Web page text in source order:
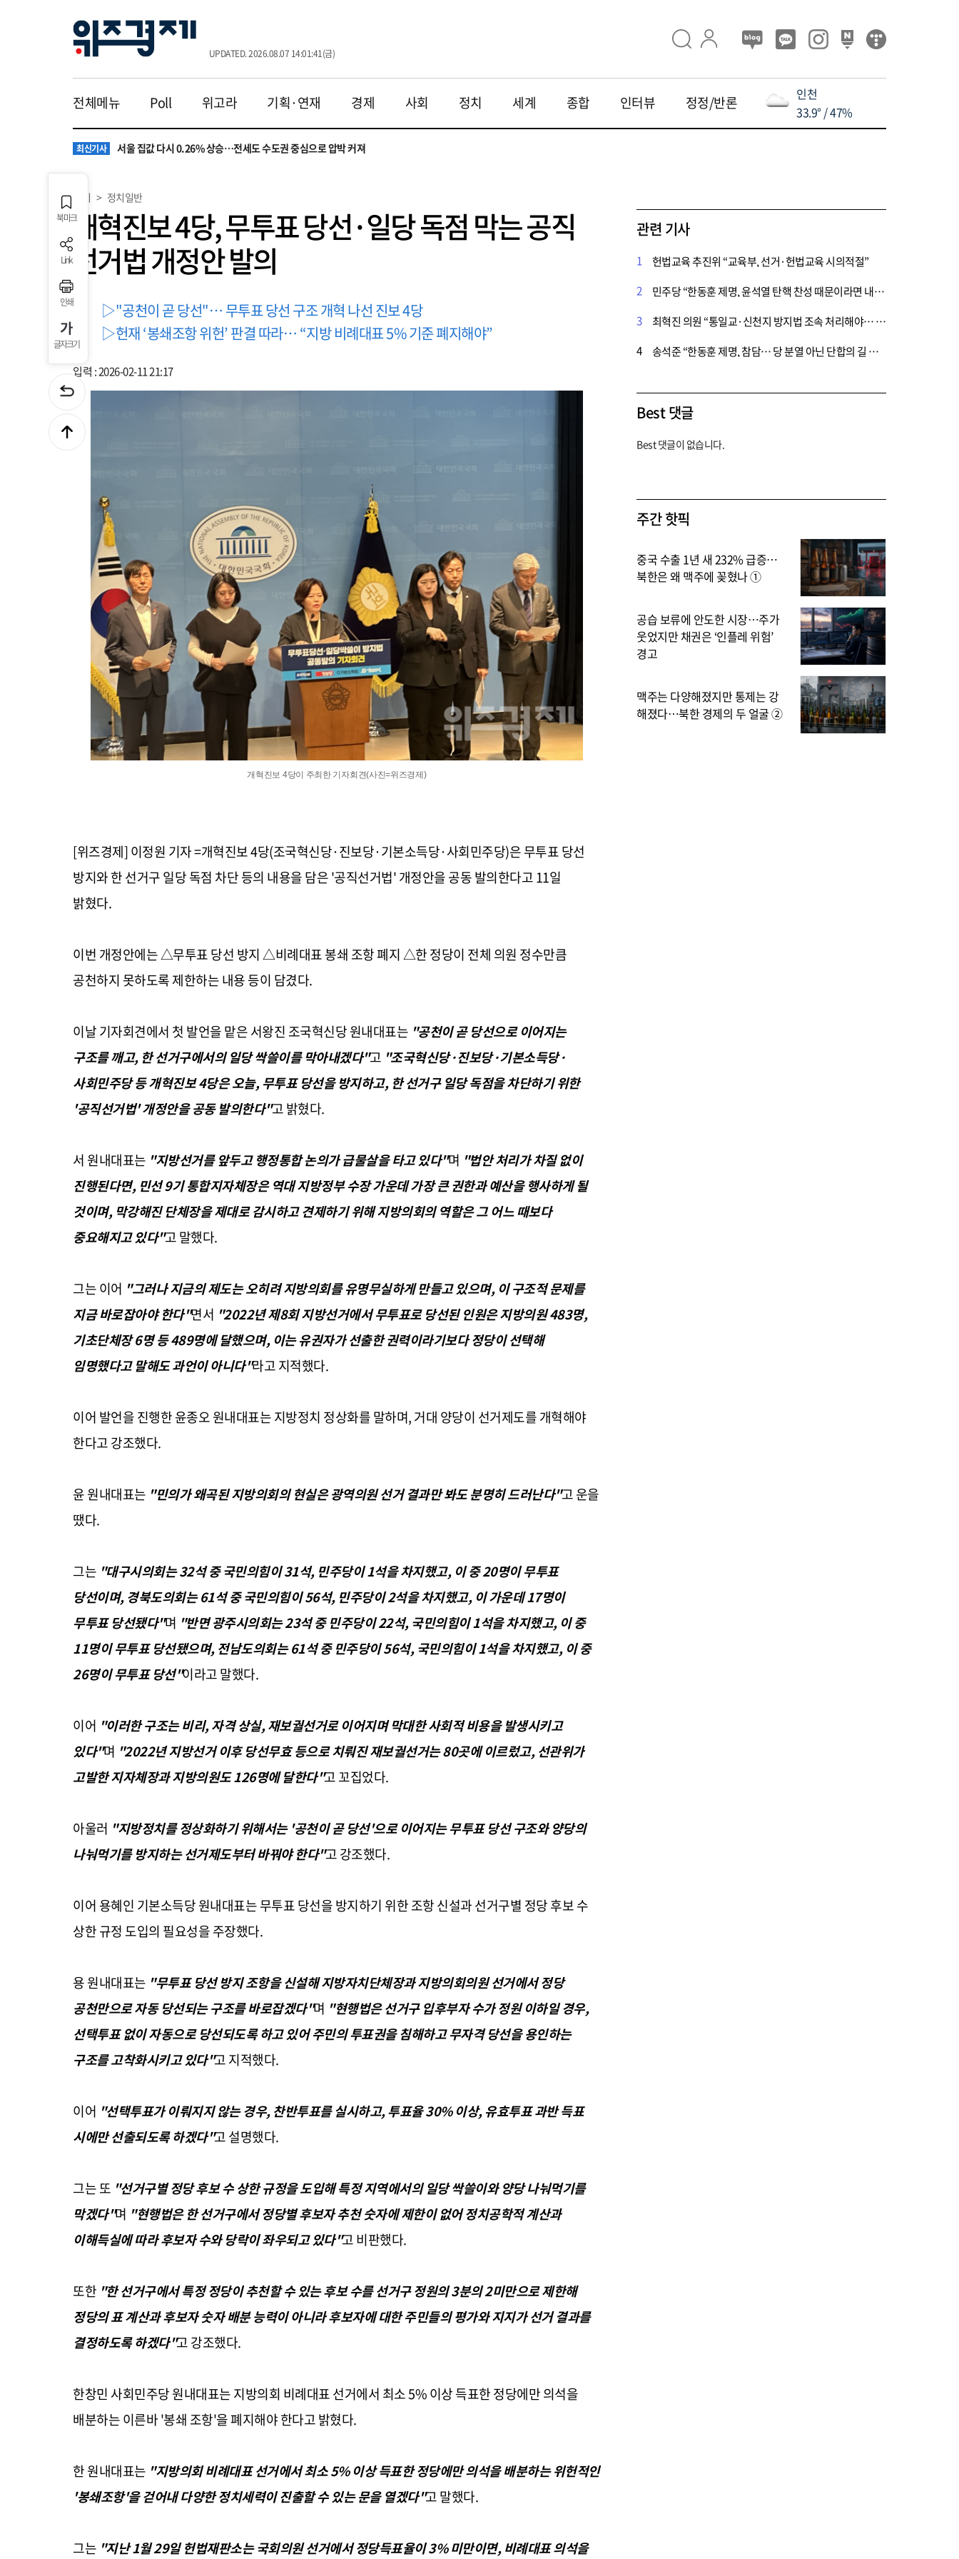
UPDATED. 2026.08.07 14:01:41(금)
전체메뉴 Poll 위고라 기획·연재 경제 사회 정치 세계 종합 인터뷰 정정/반론
인천
33.9° / 47%
청소년 혐오 표현, '처벌과 낙인'에서 '교양과 상식'으로
최신기사 서울 집값 다시 0.26% 상승…전세도 수도권 중심으로 압박 커져
최신기사
최신기사 원·하청 교섭 갈등에 안전 지원 위축까지… 노란봉투법 불확실성 해법은
최신기사 청소년 혐오 표현, '처벌과 낙인'에서 '교양과 상식'으로
북마크
Link
인쇄
글자크기
정치 > 정치일반
개혁진보 4당, 무투표 당선·일당 독점 막는 공직
선거법 개정안 발의
▷"공천이 곧 당선"… 무투표 당선 구조 개혁 나선 진보 4당
▷헌재 ‘봉쇄조항 위헌’ 판결 따라… “지방 비례대표 5% 기준 폐지해야”
입력 : 2026-02-11 21:17
개혁진보 4당이 주최한 기자회견(사진=위즈경제)
[위즈경제] 이정원 기자 =개혁진보 4당(조국혁신당·진보당·기본소득당·사회민주당)은 무투표 당선
방지와 한 선거구 일당 독점 차단 등의 내용을 담은 '공직선거법' 개정안을 공동 발의한다고 11일
밝혔다.
이번 개정안에는 △무투표 당선 방지 △비례대표 봉쇄 조항 폐지 △한 정당이 전체 의원 정수만큼
공천하지 못하도록 제한하는 내용 등이 담겼다.
이날 기자회견에서 첫 발언을 맡은 서왕진 조국혁신당 원내대표는 "공천이 곧 당선으로 이어지는
구조를 깨고, 한 선거구에서의 일당 싹쓸이를 막아내겠다"고 "조국혁신당·진보당·기본소득당·
사회민주당 등 개혁진보 4당은 오늘, 무투표 당선을 방지하고, 한 선거구 일당 독점을 차단하기 위한
'공직선거법' 개정안을 공동 발의한다"고 밝혔다.
서 원내대표는 "지방선거를 앞두고 행정통합 논의가 급물살을 타고 있다"며 "법안 처리가 차질 없이
진행된다면, 민선 9기 통합지자체장은 역대 지방정부 수장 가운데 가장 큰 권한과 예산을 행사하게 될
것이며, 막강해진 단체장을 제대로 감시하고 견제하기 위해 지방의회의 역할은 그 어느 때보다
중요해지고 있다"고 말했다.
그는 이어 "그러나 지금의 제도는 오히려 지방의회를 유명무실하게 만들고 있으며, 이 구조적 문제를
지금 바로잡아야 한다"면서 "2022년 제8회 지방선거에서 무투표로 당선된 인원은 지방의원 483명,
기초단체장 6명 등 489명에 달했으며, 이는 유권자가 선출한 권력이라기보다 정당이 선택해
임명했다고 말해도 과언이 아니다"라고 지적했다.
이어 발언을 진행한 윤종오 원내대표는 지방정치 정상화를 말하며, 거대 양당이 선거제도를 개혁해야
한다고 강조했다.
윤 원내대표는 "민의가 왜곡된 지방의회의 현실은 광역의원 선거 결과만 봐도 분명히 드러난다"고 운을
땠다.
그는 "대구시의회는 32석 중 국민의힘이 31석, 민주당이 1석을 차지했고, 이 중 20명이 무투표
당선이며, 경북도의회는 61석 중 국민의힘이 56석, 민주당이 2석을 차지했고, 이 가운데 17명이
무투표 당선됐다"며 "반면 광주시의회는 23석 중 민주당이 22석, 국민의힘이 1석을 차지했고, 이 중
11명이 무투표 당선됐으며, 전남도의회는 61석 중 민주당이 56석, 국민의힘이 1석을 차지했고, 이 중
26명이 무투표 당선"이라고 말했다.
이어 "이러한 구조는 비리, 자격 상실, 재보궐선거로 이어지며 막대한 사회적 비용을 발생시키고
있다"며 "2022년 지방선거 이후 당선무효 등으로 치뤄진 재보궐선거는 80곳에 이르렀고, 선관위가
고발한 지자체장과 지방의원도 126명에 달한다"고 꼬집었다.
아울러 "지방정치를 정상화하기 위해서는 '공천이 곧 당선'으로 이어지는 무투표 당선 구조와 양당의
나눠먹기를 방지하는 선거제도부터 바꿔야 한다"고 강조했다.
이어 용혜인 기본소득당 원내대표는 무투표 당선을 방지하기 위한 조항 신설과 선거구별 정당 후보 수
상한 규정 도입의 필요성을 주장했다.
용 원내대표는 "무투표 당선 방지 조항을 신설해 지방자치단체장과 지방의회의원 선거에서 정당
공천만으로 자동 당선되는 구조를 바로잡겠다"며 "현행법은 선거구 입후부자 수가 정원 이하일 경우,
선택투표 없이 자동으로 당선되도록 하고 있어 주민의 투표권을 침해하고 무자격 당선을 용인하는
구조를 고착화시키고 있다"고 지적했다.
이어 "선택투표가 이뤄지지 않는 경우, 찬반투표를 실시하고, 투표율 30% 이상, 유효투표 과반 득표
시에만 선출되도록 하겠다"고 설명했다.
그는 또 "선거구별 정당 후보 수 상한 규정을 도입해 특정 지역에서의 일당 싹쓸이와 양당 나눠먹기를
막겠다"며 "현행법은 한 선거구에서 정당별 후보자 추천 숫자에 제한이 없어 정치공학적 계산과
이해득실에 따라 후보자 수와 당락이 좌우되고 있다"고 비판했다.
또한 "한 선거구에서 특정 정당이 추천할 수 있는 후보 수를 선거구 정원의 3분의 2미만으로 제한해
정당의 표 계산과 후보자 숫자 배분 능력이 아니라 후보자에 대한 주민들의 평가와 지지가 선거 결과를
결정하도록 하겠다"고 강조했다.
한창민 사회민주당 원내대표는 지방의회 비례대표 선거에서 최소 5% 이상 득표한 정당에만 의석을
배분하는 이른바 '봉쇄 조항'을 폐지해야 한다고 밝혔다.
한 원내대표는 "지방의회 비례대표 선거에서 최소 5% 이상 득표한 정당에만 의석을 배분하는 위헌적인
'봉쇄조항'을 걷어내 다양한 정치세력이 진출할 수 있는 문을 열겠다"고 말했다.
그는 "지난 1월 29일 헌법재판소는 국회의원 선거에서 정당득표율이 3% 미만이면, 비례대표 의석을
관련 기사
1
헌법교육 추진위 “교육부, 선거·헌법교육 시의적절”
2
민주당 “한동훈 제명, 윤석열 탄핵 찬성 때문이라면 내란 비호 정당” 직격
3
최혁진 의원 “통일교·신천지 방지법 조속 처리해야… 종교 탈을 쓴 정치공작 차단”
4
송석준 “한동훈 제명, 참담… 당 분열 아닌 단합의 길 가야”
Best 댓글
Best 댓글이 없습니다.
주간 핫픽
중국 수출 1년 새 232% 급증…
북한은 왜 맥주에 꽂혔나 ①
공습 보류에 안도한 시장…주가
웃었지만 채권은 ‘인플레 위험’
경고
맥주는 다양해졌지만 통제는 강
해졌다…북한 경제의 두 얼굴 ②